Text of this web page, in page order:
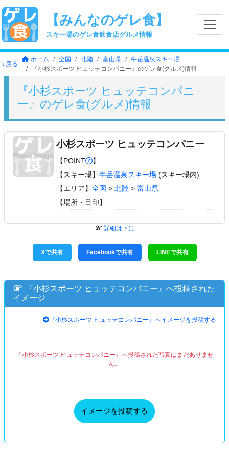
【みんなのゲレ食】
スキー場のゲレ食飲食店グルメ情報
‹ 戻る
ホーム 全国 北陸 富山県
牛岳温泉スキー場
『小杉スポーツ ヒュッテコンパニー』のゲレ食(グルメ)情報
『小杉スポーツ ヒュッテコンパニ
ー』のゲレ食(グルメ)情報
小杉スポーツ ヒュッテコンパニー
【POINT
】
【スキー場】 牛岳温泉スキー場(スキー場内)
【エリア】 全国 > 北陸> 富山県
【場所・目印】
詳細は下に
Xで共有 Facebookで共有 LINEで共有
『小杉スポーツ ヒュッテコンパニー』へ投稿された
イメージ
『小杉スポーツ ヒュッテコンパニー』へイメージを投稿する
『小杉スポーツ ヒュッテコンパニー』へ投稿された写真はまだありませ
ん。
イメージを投稿する